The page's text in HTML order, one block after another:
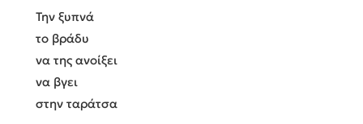
Την ξυπνά
το βράδυ
να της ανοίξει
να βγει
στην ταράτσα